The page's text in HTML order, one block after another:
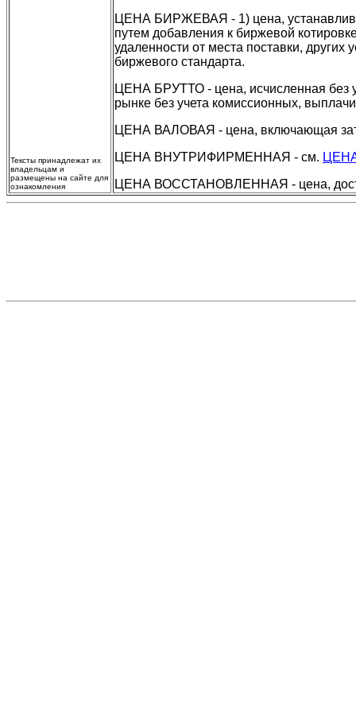
Тексты принадлежат их
владельцам и
размещены на сайте для
ознакомления
ЦЕНА БИРЖЕВАЯ - 1) цена,
путем добавления к биржевой
удаленности от места поставки,
биржевого стандарта.
ЦЕНА БРУТТО - цена, исчисленная без
рынке без учета комиссионных,
ЦЕНА ВАЛОВАЯ - цена, включающая
ЦЕНА ВНУТРИФИРМЕННАЯ - см.
ЦЕНА ВОССТАНОВЛЕННАЯ - цена,